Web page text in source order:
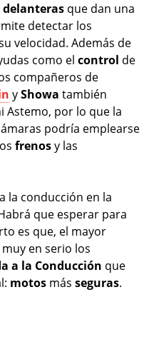
delanteras que dan una
detectar los
velocidad. Además de
como el control de
compañeros de
yShowa también
por lo que la
podría emplearse
frenosy las
la conducción en la
que esperar para
es que, el mayor
en serio los
a la Conducción que
motos más seguras.